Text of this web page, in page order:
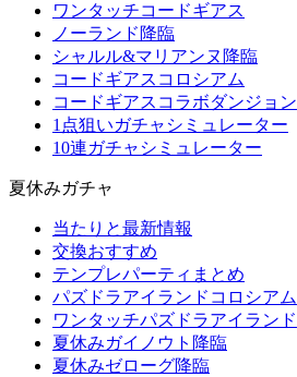
ワンタッチコードギアス
ノーランド降臨
シャルル&マリアンヌ降臨
コードギアスコロシアム
コードギアスコラボダンジョン
1点狙いガチャシミュレーター
10連ガチャシミュレーター
夏休みガチャ
当たりと最新情報
交換おすすめ
テンプレパーティまとめ
パズドラアイランドコロシアム
ワンタッチパズドラアイランド
夏休みガイノウト降臨
夏休みゼローグ降臨